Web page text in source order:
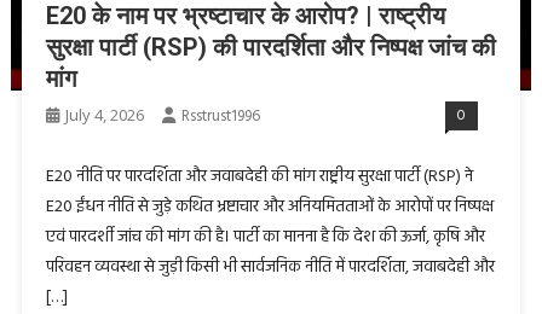
E20 के नाम पर भ्रष्टाचार के आरोप? | राष्ट्रीय
सुरक्षा पार्टी (RSP) की पारदर्शिता और निष्पक्ष जांच की
मांग
July 4, 2026 Rsstrust1996 0
E20 नीति पर पारदर्शिता और जवाबदेही की मांग राष्ट्रीय सुरक्षा पार्टी (RSP) ने
E20 ईंधन नीति से जुड़े कथित भ्रष्टाचार और अनियमितताओं के आरोपों पर निष्पक्ष
एवं पारदर्शी जांच की मांग की है। पार्टी का मानना है कि देश की ऊर्जा, कृषि और
परिवहन व्यवस्था से जुड़ी किसी भी सार्वजनिक नीति में पारदर्शिता, जवाबदेही और
[…]